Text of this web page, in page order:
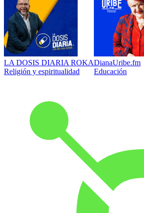
LA DOSIS DIARIA ROKA
Religión y espiritualidad
DianaUribe.fm
Educación